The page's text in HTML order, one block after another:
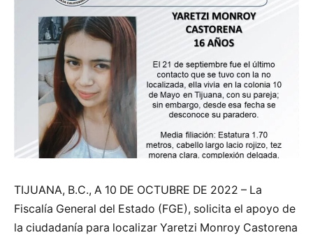
TIJUANA, B.C., A 10 DE OCTUBRE DE 2022 – La
Fiscalía General del Estado (FGE), solicita el apoyo de
la ciudadanía para localizar Yaretzi Monroy Castorena